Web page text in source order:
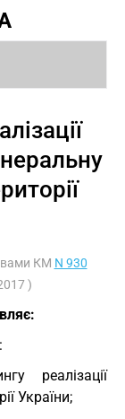
КМ N 930
)
реалізації
України;